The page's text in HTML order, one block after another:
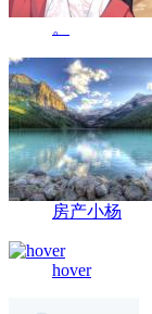
。
房产小杨
hover